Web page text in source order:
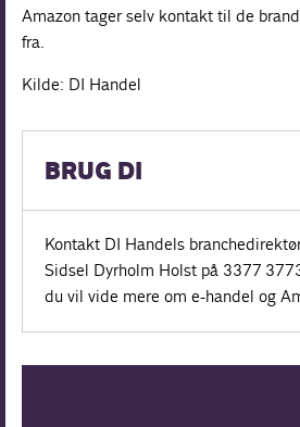
Amazon tager selv kontakt til de
fra.
Kilde: DI Handel
BRUG DI
Kontakt DI Handels
Sidsel Dyrholm Holst på 3377
du vil vide mere om ­e-handel og